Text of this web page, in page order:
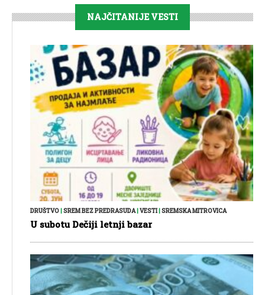
NAJČITANIJE VESTI
DRUŠTVO SREM BEZ PREDRASUDA| VESTI| SREMSKA MITROVICA
U subotu Dečiji letnji bazar